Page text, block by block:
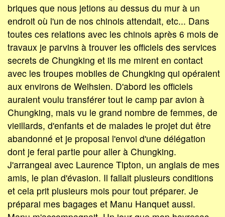
briques que nous jetions au dessus du mur à un
endroit où l'un de nos chinois attendait, etc... Dans
toutes ces relations avec les chinois après 6 mois de
travaux je parvins à trouver les officiels des services
secrets de Chungking et ils me mirent en contact
avec les troupes mobiles de Chungking qui opéraient
aux environs de Weihsien. D'abord les officiels
auraient voulu transférer tout le camp par avion à
Chungking, mais vu le grand nombre de femmes, de
vieillards, d'enfants et de malades le projet dut être
abandonné et je proposai l'envoi d'une délégation
dont je ferai partie pour aller à Chungking.
J'arrangeai avec Laurence Tipton, un anglais de mes
amis, le plan d'évasion. Il fallait plusieurs conditions
et cela prit plusieurs mois pour tout préparer. Je
préparai mes bagages et Manu Hanquet aussi.